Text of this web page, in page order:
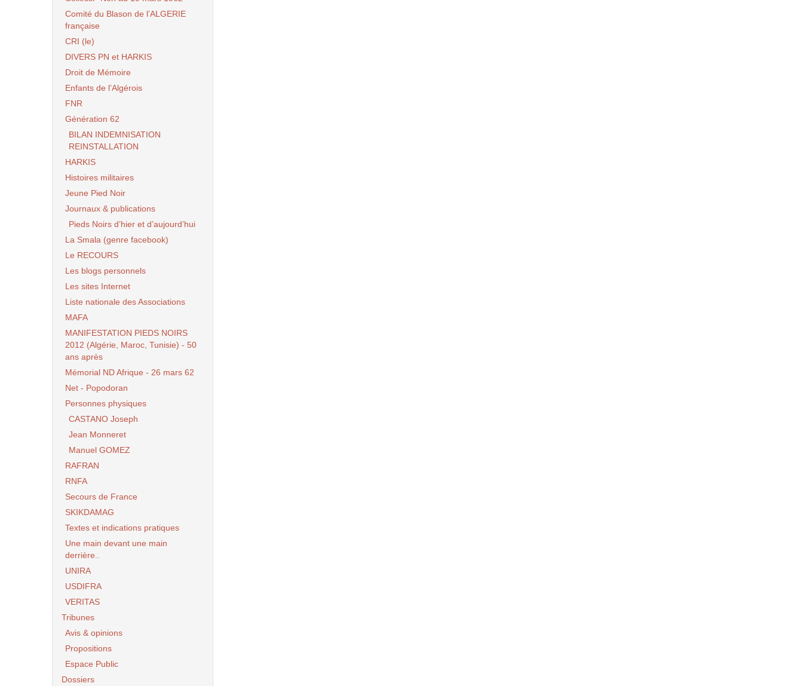
Comité du Blason de l’ALGERIE
française
CRI (le)
DIVERS PN et HARKIS
Droit de Mémoire
Enfants de l’Algérois
FNR
Génération 62
BILAN INDEMNISATION
REINSTALLATION
HARKIS
Histoires militaires
Jeune Pied Noir
Journaux & publications
Pieds Noirs d’hier et d’aujourd’hui
La Smala (genre facebook)
Le RECOURS
Les blogs personnels
Les sites Internet
Liste nationale des Associations
MAFA
MANIFESTATION PIEDS NOIRS
2012 (Algérie, Maroc, Tunisie) - 50
ans après
Mémorial ND Afrique - 26 mars 62
Net - Popodoran
Personnes physiques
CASTANO Joseph
Jean Monneret
Manuel GOMEZ
RAFRAN
RNFA
Secours de France
SKIKDAMAG
Textes et indications pratiques
Une main devant une main
derrière..
UNIRA
USDIFRA
VERITAS
Tribunes
Avis & opinions
Propositions
Espace Public
Dossiers